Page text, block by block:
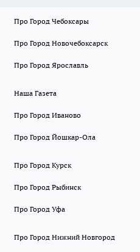
Про Город Чебоксары
Про Город Новочебоксарск
Про Город Ярославль
Наша Газета
Про Город Иваново
Про Город Йошкар-Ола
Про Город Курск
Про Город Рыбинск
Про Город Уфа
Про Город Нижний Новгород